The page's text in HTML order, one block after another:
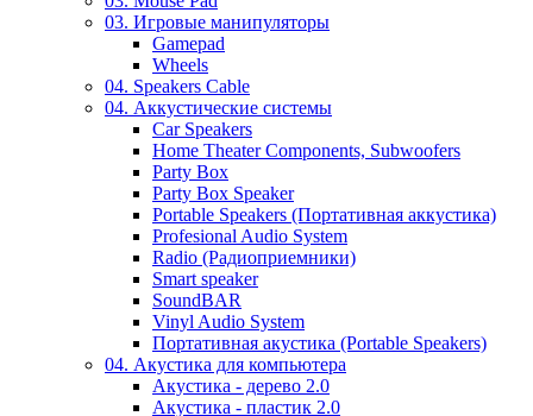
03. Игровые манипуляторы
Gamepad
Wheels
04. Speakers Cable
04. Аккустические системы
Car Speakers
Home Theater Components, Subwoofers
Party Box
Party Box Speaker
Portable Speakers (Портативная аккустика)
Profesional Audio System
Radio (Радиоприемники)
Smart speaker
SoundBAR
Vinyl Audio System
Портативная акустика (Portable Speakers)
04. Акустика для компьютера
Акустика - дерево 2.0
Акустика - пластик 2.0